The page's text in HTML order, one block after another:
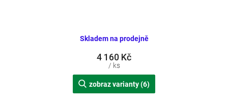
Skladem na prodejně
4 160 Kč
/ ks
zobraz varianty (6)